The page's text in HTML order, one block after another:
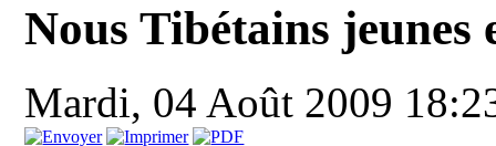
Nous Tibétains jeunes
Mardi, 04 Août 2009